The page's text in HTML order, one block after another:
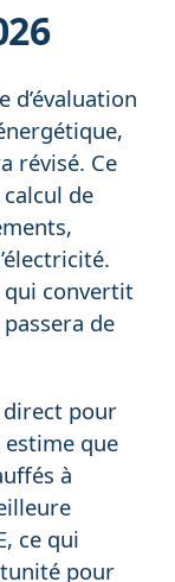
d’évaluation
révisé. Ce
de
qui convertit
de
pour
que
à
ce qui
pour